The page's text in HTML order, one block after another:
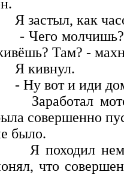
Я застыл, как
- Чего молчишь?
Там? -
Я кивнул.
- Ну вот и иди
Заработал
совершенно
было.
Я походил
что